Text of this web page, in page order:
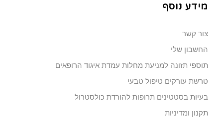
מידע נוסף
צור קשר
החשבון שלי
תוספי תזונה למניעת מחלות עמדת איגוד הרופאים
טרשת עורקים טיפול טבעי
בעיות בסטטינים תרופות להורדת כולסטרול
תקנון ומדיניות